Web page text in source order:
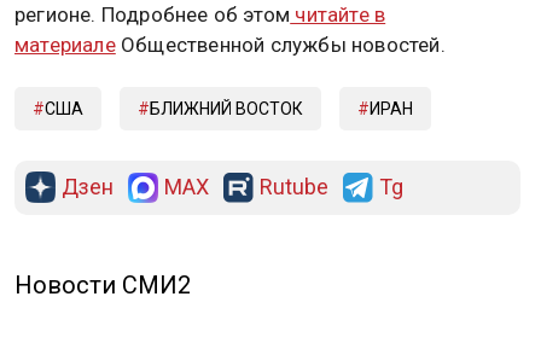
регионе. Подробнее об этом читайте в
материалеОбщественной службы новостей.
США БЛИЖНИЙ ВОСТОК ИРАН
Дзен MAX Rutube Tg
Новости СМИ2